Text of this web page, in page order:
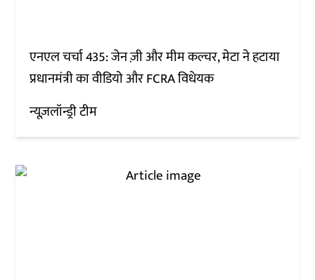
एनएल चर्चा 435: जेन ज़ी और मीम कल्चर, मेटा ने हटाया
प्रधानमंत्री का वीडियो और FCRA विधेयक
न्यूज़लॉन्ड्री टीम